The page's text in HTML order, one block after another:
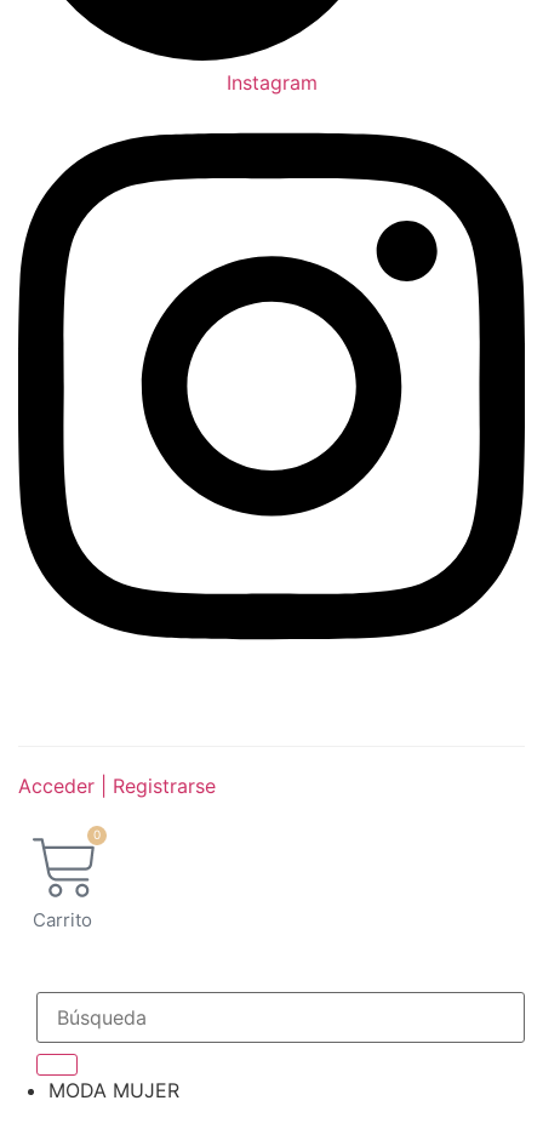
Instagram
Acceder | Registrarse
0
Carrito
MODA MUJER